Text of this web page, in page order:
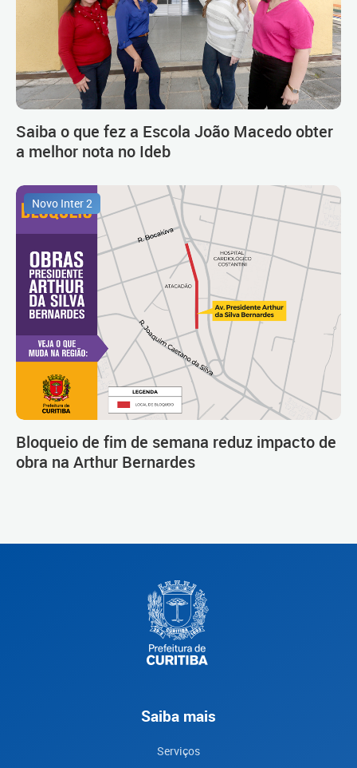
Saiba o que fez a Escola João Macedo obter
a melhor nota no Ideb
Novo Inter 2
Bloqueio de fim de semana reduz impacto de
obra na Arthur Bernardes
Saiba mais
Serviços